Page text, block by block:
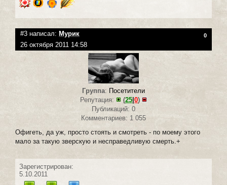
#3 написал: Мурик 0
26 октября 2011 14:58
Группа: Посетители
Репутация:
(25 0)
Публикаций: 0
Комментариев: 1 055
Офигеть, да уж, просто стоять и смотреть - по моему этого
мало за такую зверскую и несправедливую смерть.+
Зарегистрирован:
5.10.2011